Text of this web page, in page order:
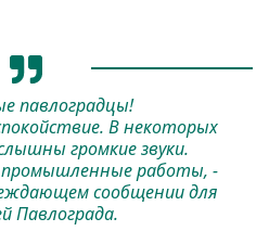
павлоградцы!
В некоторых
громкие звуки.
промышленные работы, -
сообщении для
Павлограда.